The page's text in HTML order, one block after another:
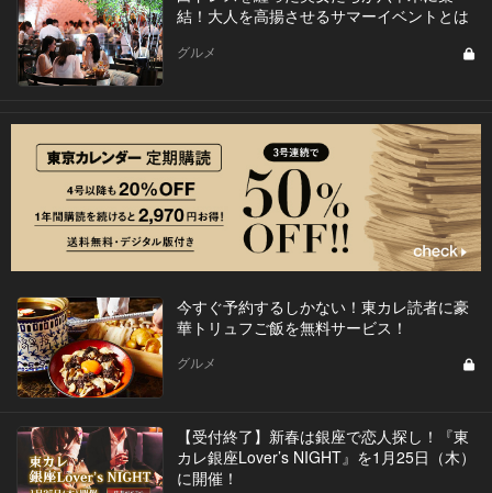
結！大人を高揚させるサマーイベントとは
グルメ
今すぐ予約するしかない！東カレ読者に豪
華トリュフご飯を無料サービス！
グルメ
【受付終了】新春は銀座で恋人探し！『東
カレ銀座Lover’s NIGHT』を1月25日（木）
に開催！